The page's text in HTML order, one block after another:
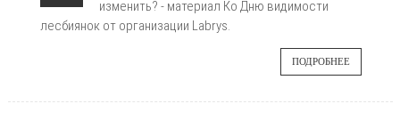
изменить? - материал Ко Дню видимости
лесбиянок от организации Labrys.
ПОДРОБНЕЕ